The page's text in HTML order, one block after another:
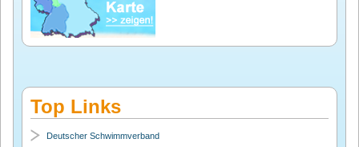
Top Links
Deutscher Schwimmverband